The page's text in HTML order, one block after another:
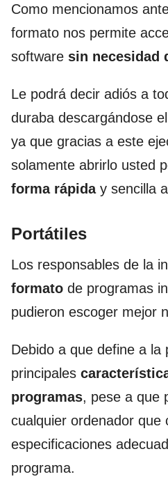
Como mencionamos
formato nos permite
software sin necesidad
Le podrá decir adiós a
duraba descargándose
ya que gracias a este
solamente abrirlo usted
forma rápiday sencilla
Portátiles
Los responsables de la
formato de programas
pudieron escoger mejor
Debido a que define a la
principales
programas, pese a que
cualquier ordenador que
especificaciones
programa.